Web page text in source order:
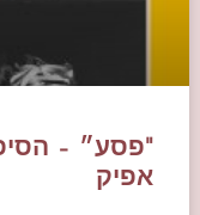
"פסע״ –
אפיק